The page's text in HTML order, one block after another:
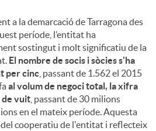
a la demarcació de Tarragona des
període, l’entitat ha
sostingut i molt significatiu de la
El nombre de socis i sòcies s'ha
per cinc , passant de 1.562 el 2015
al volum de negoci total, la xifra
de vuit , passant de 30 milions
en el mateix període. Aquesta
cooperatiu de l'entitat i reflecteix